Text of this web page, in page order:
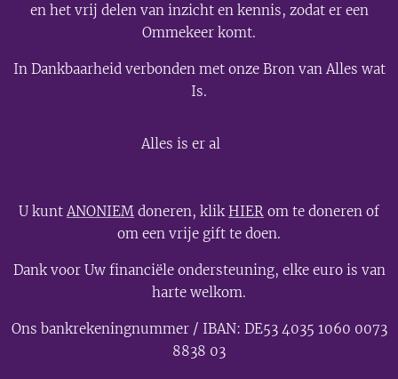
en het vrij delen van inzicht en kennis, zodat er een
Ommekeer komt.
In Dankbaarheid verbonden met onze Bron van Alles wat
Is.
Alles is er al
U kuntANONIEM doneren, klikHIER om te doneren of
om een vrije gift te doen.
Dank voor Uw financiële ondersteuning, elke euro is van
harte welkom.
Ons bankrekeningnummer / IBAN: DE53 4035 1060 0073
8838 03